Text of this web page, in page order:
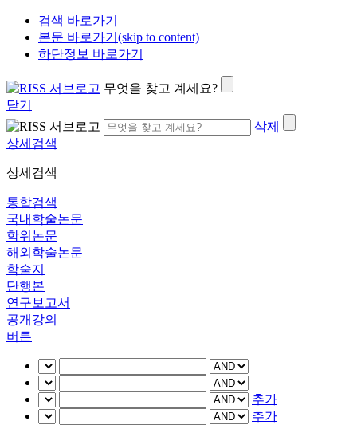
검색 바로가기
본문 바로가기(skip to content)
하단정보 바로가기
무엇을 찾고 계세요?
닫기
삭제
상세검색
상세검색
통합검색
국내학술논문
학위논문
해외학술논문
학술지
단행본
연구보고서
공개강의
버튼
추가
추가